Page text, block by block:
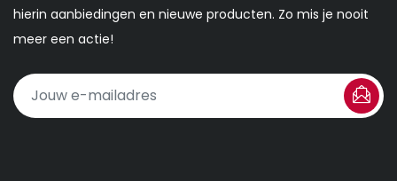
hierin aanbiedingen en nieuwe producten. Zo mis je nooit
meer een actie!